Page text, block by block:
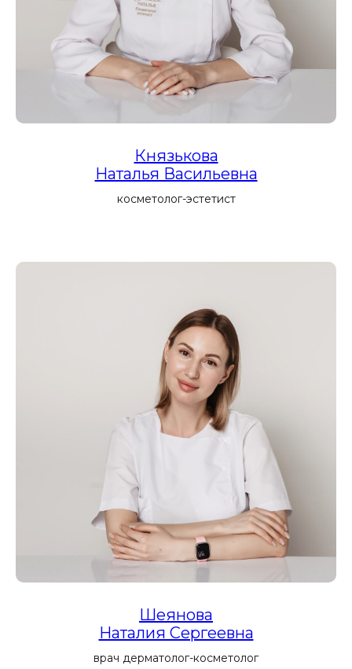
Князькова
Наталья Васильевна
косметолог-эстетист
Шеянова
Наталия Сергеевна
врач дерматолог-косметолог
услуги
Популярные
Процедура фотодинамической терапии, которая
избирательно удаляет поврежденные клетки,
запуская естественные механизмы омоложения
или решая такие проблемы, как акне,
Фотодинамическая
терапия HELEO 4
Индивидуальные уходы Hydropeptide по типу
кожи Hydropeptide
фракционное воздействие и радиочастотный
Игольчатый